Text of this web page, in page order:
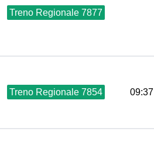
Treno Regionale 7877
Treno Regionale 7854 09:37